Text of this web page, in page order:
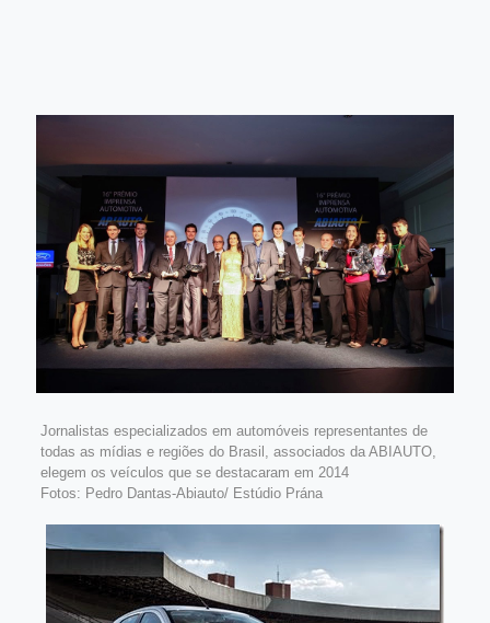
Jornalistas especializados em automóveis representantes de
todas as mídias e regiões do Brasil, associados da ABIAUTO,
elegem os veículos que se destacaram em 2014
Fotos: Pedro Dantas-Abiauto/ Estúdio Prána